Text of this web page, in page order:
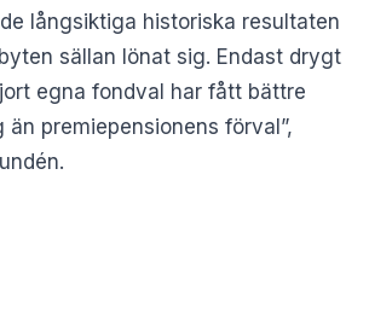
långsiktiga historiska resultaten
sällan lönat sig. Endast drygt
egna fondval har fått bättre
premiepensionens förval”,